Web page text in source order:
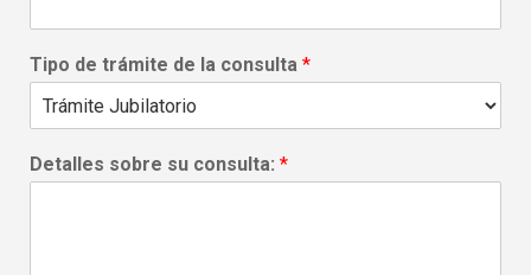
Tipo de trámite de la consulta *
Detalles sobre su consulta: *